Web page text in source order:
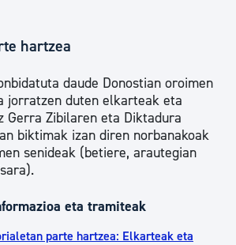
hartzea
daude Donostian oroimen
jorratzen duten elkarteak eta
Gerra Zibilaren eta Diktadura
biktimak izan diren norbanakoak
senideak (betiere, arautegian
eta tramiteak
parte hartzea: Elkarteak eta